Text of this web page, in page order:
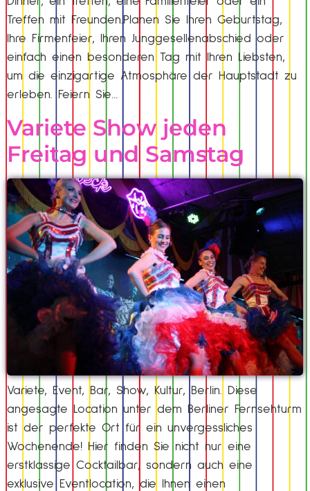
Treffen mit Freunden.Planen Sie Ihren Geburtstag,
Ihre Firmenfeier, Ihren Junggesellenabschied oder
einfach einen besonderen Tag mit Ihren Liebsten,
um die einzigartige Atmosphäre der Hauptstadt zu
erleben. Feiern Sie…
Variete Show jeden
Freitag und Samstag
Variete, Event, Bar, Show, Kultur, Berlin. Diese
angesagte Location unter dem Berliner Fernsehturm
ist der perfekte Ort für ein unvergessliches
Wochenende! Hier finden Sie nicht nur eine
erstklassige Cocktailbar, sondern auch eine
exklusive Eventlocation, die Ihnen einen